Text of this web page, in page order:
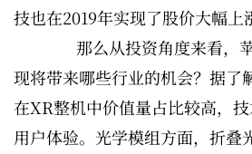
技也在2019年实现了股价大幅上
那么从投资角度来看，
现将带来哪些行业的机会？据了
在XR整机中价值量占比较高，
用户体验。光学模组方面，折叠